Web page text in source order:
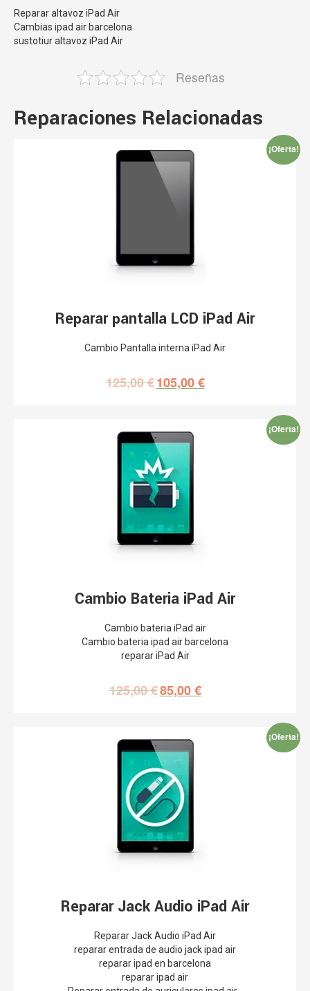
Reparar altavoz iPad Air
Cambias ipad air barcelona
sustotiur altavoz iPad Air
Reseñas
Reparaciones Relacionadas
¡Oferta!
Reparar pantalla LCD iPad Air
Cambio Pantalla interna iPad Air
125,00€105,00€
¡Oferta!
Cambio Bateria iPad Air
Cambio bateria iPad air
Cambio bateria ipad air barcelona
reparar iPad Air
125,00€85,00€
¡Oferta!
Reparar Jack Audio iPad Air
Reparar Jack Audio iPad Air
reparar entrada de audio jack ipad air
reparar ipad en barcelona
reparar ipad air